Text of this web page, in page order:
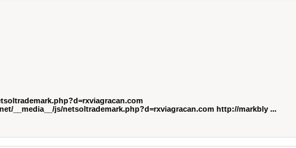
__media__/js/netsoltrademark.php?d=rxviagracan.com http://markbly ...